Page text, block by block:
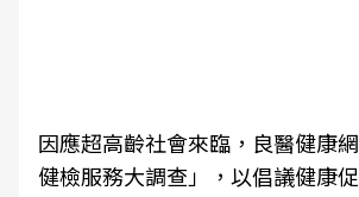
因應超高齡社會來臨，良醫健康
健檢服務大調查」，以倡議健康